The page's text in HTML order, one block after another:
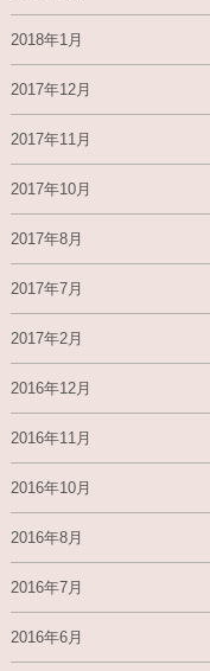
2018年1月
2017年12月
2017年11月
2017年10月
2017年8月
2017年7月
2017年2月
2016年12月
2016年11月
2016年10月
2016年8月
2016年7月
2016年6月